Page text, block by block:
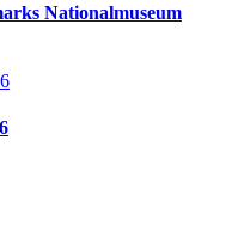
Nationalmuseum